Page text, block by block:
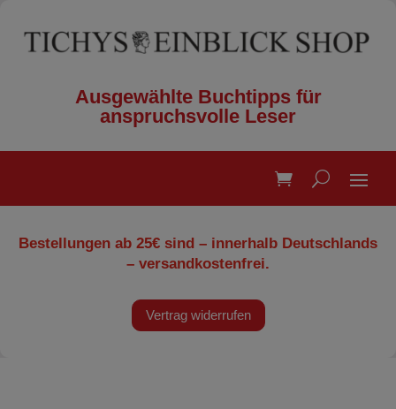
Ausgewählte Buchtipps für
anspruchsvolle Leser
Bestellungen ab 25€ sind – innerhalb Deutschlands
– versandkostenfrei.
Vertrag widerrufen